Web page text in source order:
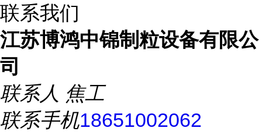
联系我们
江苏博鸿中锦制粒设备有限公
司
联系人 焦工
联系手机18651002062